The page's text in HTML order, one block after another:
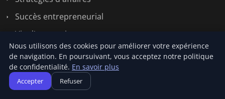
Succès entrepreneurial
Vie d'entreprise
Liens utiles
Contact
Nous utilisons des cookies pour améliorer votre expérience
de navigation. En poursuivant, vous acceptez notre politique
de confidentialité. En savoir plus
Accepter Refuser